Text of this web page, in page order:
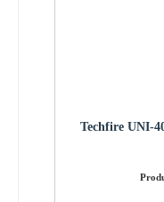
Techfire UNI-